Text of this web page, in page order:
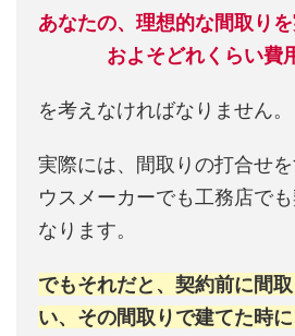
あなたの、理想的な間取り
およそどれくらい費
を考えなければなりません。
実際には、間取りの打合せ
ウスメーカーでも工務店で
なります。
でもそれだと、契約前に間
い、その間取りで建てた時